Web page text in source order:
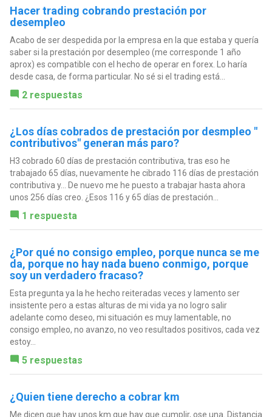
Hacer trading cobrando prestación por
desempleo
Acabo de ser despedida por la empresa en la que estaba y quería
saber si la prestación por desempleo (me corresponde 1 año
aprox) es compatible con el hecho de operar en forex. Lo haría
desde casa, de forma particular. No sé si el trading está...
2 respuestas
¿Los días cobrados de prestación por desmpleo "
contributivos" generan más paro?
H3 cobrado 60 días de prestación contributiva, tras eso he
trabajado 65 días, nuevamente he cibrado 116 días de prestación
contributiva y... De nuevo me he puesto a trabajar hasta ahora
unos 256 días creo. ¿Esos 116 y 65 días de prestación...
1 respuesta
¿Por qué no consigo empleo, porque nunca se me
da, porque no hay nada bueno conmigo, porque
soy un verdadero fracaso?
Esta pregunta ya la he hecho reiteradas veces y lamento ser
insistente pero a estas alturas de mi vida ya no logro salir
adelante como deseo, mi situación es muy lamentable, no
consigo empleo, no avanzo, no veo resultados positivos, cada vez
estoy...
5 respuestas
¿Quien tiene derecho a cobrar km
Me dicen que hay unos km que hay que cumplir, ose una. Distancia